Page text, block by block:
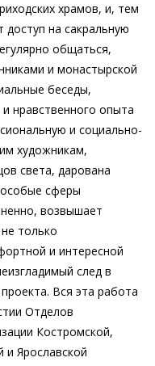
храмов, и, тем
на сакральную
общаться,
и монастырской
беседы,
нравственного опыта
и социально-
художникам,
света, дарована
сферы
возвышает
только
и интересной
след в
Вся эта работа
Отделов
Костромской,
и Ярославской